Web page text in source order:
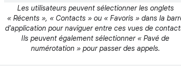
Les utilisateurs peuvent sélectionner les onglets
« Récents », « Contacts » ou « Favoris » dans la
d'application pour naviguer entre ces vues de
Ils peuvent également sélectionner « Pavé de
numérotation » pour passer des appels.